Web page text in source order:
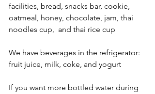
facilities, bread, snacks bar, cookie,
oatmeal, honey, chocolate, jam, thai
noodles cup,  and thai rice cup
We have beverages in the refrigerator:
fruit juice, milk, coke, and yogurt
If you want more bottled water during